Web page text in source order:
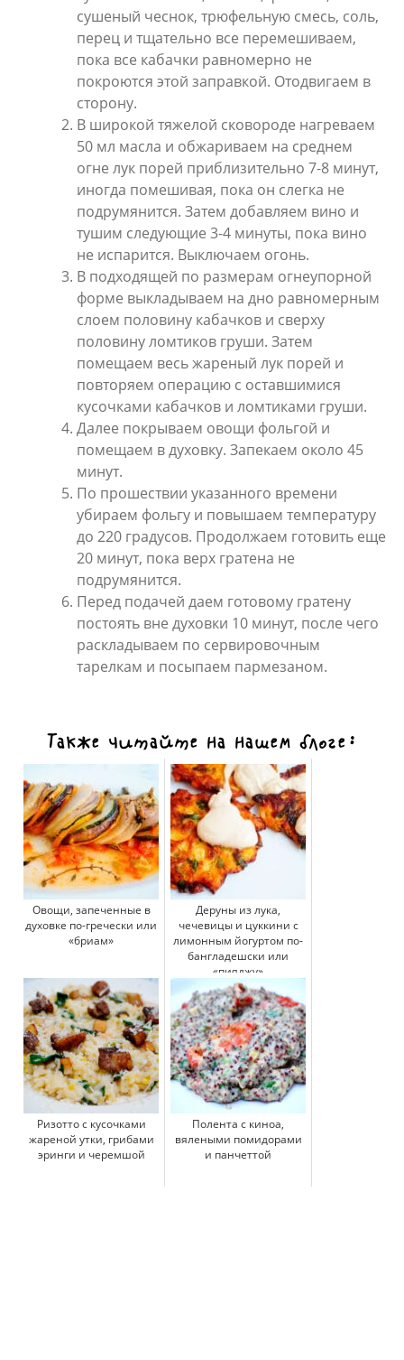
сушеный чеснок, трюфельную смесь, соль,
перец и тщательно все перемешиваем,
пока все кабачки равномерно не
покроются этой заправкой. Отодвигаем в
сторону.
В широкой тяжелой сковороде нагреваем
50 мл масла и обжариваем на среднем
огне лук порей приблизительно 7-8 минут,
иногда помешивая, пока он слегка не
подрумянится. Затем добавляем вино и
тушим следующие 3-4 минуты, пока вино
не испарится. Выключаем огонь.
В подходящей по размерам огнеупорной
форме выкладываем на дно равномерным
слоем половину кабачков и сверху
половину ломтиков груши. Затем
помещаем весь жареный лук порей и
повторяем операцию с оставшимися
кусочками кабачков и ломтиками груши.
Далее покрываем овощи фольгой и
помещаем в духовку. Запекаем около 45
минут.
По прошествии указанного времени
убираем фольгу и повышаем температуру
до 220 градусов. Продолжаем готовить еще
20 минут, пока верх гратена не
подрумянится.
Перед подачей даем готовому гратену
постоять вне духовки 10 минут, после чего
раскладываем по сервировочным
тарелкам и посыпаем пармезаном.
Также читайте на нашем блоге:
Овощи, запеченные в
духовке по-гречески или
«бриам»
Деруны из лука,
чечевицы и цуккини с
лимонным йогуртом по-
бангладешски или
«пияджу»
Ризотто с кусочками
жареной утки, грибами
эринги и черемшой
Полента с киноа,
вялеными помидорами
и панчеттой